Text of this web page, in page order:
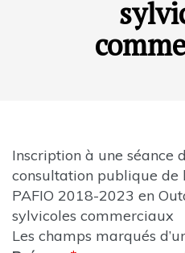
Inscription à une séance
consultation publique de
PAFIO 2018-2023 en
sylvicoles commerciaux
Les champs marqués